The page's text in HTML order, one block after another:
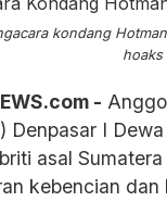
kondang
hoaks
-
Denpasar I
asal
kebencian